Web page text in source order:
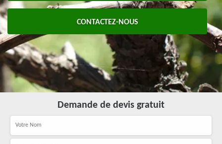
CONTACTEZ-NOUS
Demande de devis gratuit